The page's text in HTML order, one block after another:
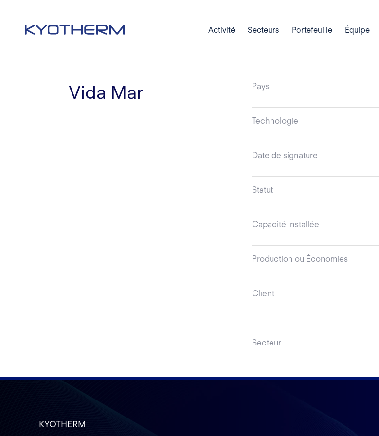
Activité Secteurs Portefeuille Équipe
Vida Mar Pays
Technologie
Date de signature
Statut
Capacité installée
Production ou Économies
Client
Secteur
KYOTHERM